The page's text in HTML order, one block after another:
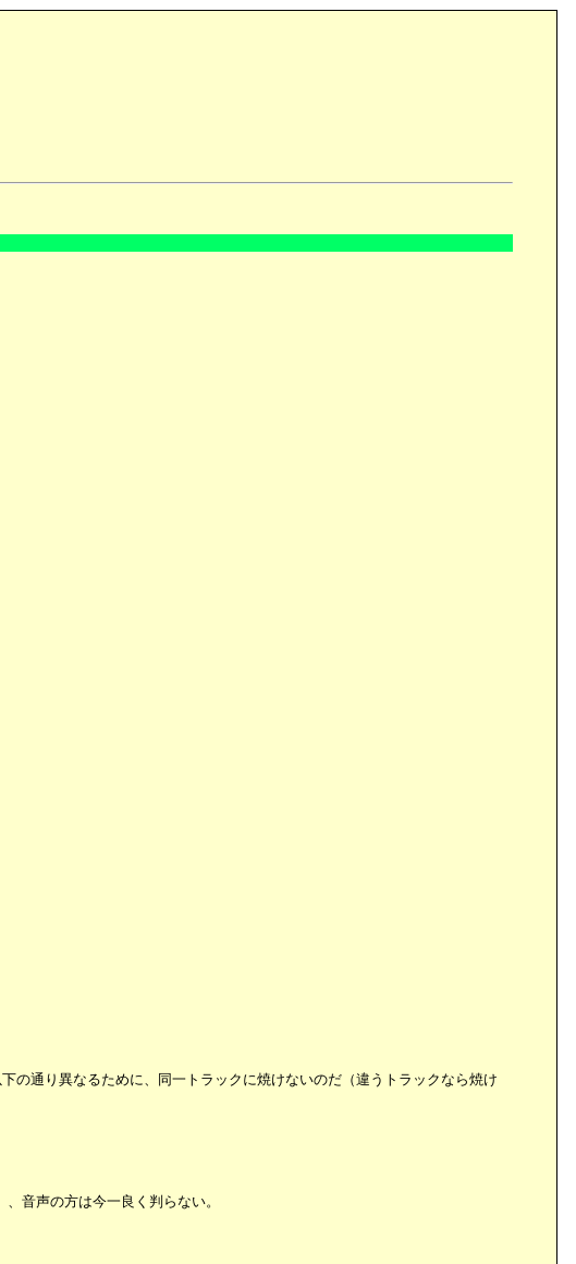
通り異なるために、同一トラックに焼けないのだ（違うトラックなら焼け
音声の方は今一良く判らない。